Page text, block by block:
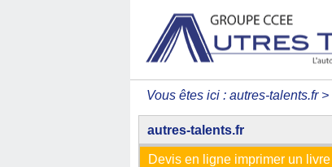
Vous êtes ici : autres-talents.fr>
autres-talents.fr
Devis en ligne imprimer un livre